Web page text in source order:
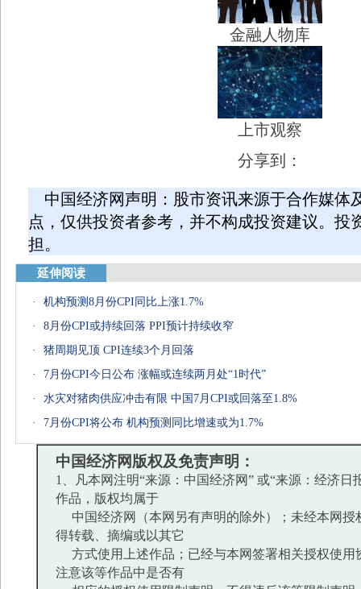
金融人物库
上市观察
分享到：
中国经济网声明：股市资讯来源于合作媒体
点，仅供投资者参考，并不构成投资建议。投
担。
延伸阅读
·
机构预测8月份CPI同比上涨1.7%
·
8月份CPI或持续回落 PPI预计持续收窄
·
猪周期见顶 CPI连续3个月回落
·
7月份CPI今日公布 涨幅或连续两月处“1时代”
·
水灾对猪肉供应冲击有限 中国7月CPI或回落至1.8%
·
7月份CPI将公布 机构预测同比增速或为1.7%
中国经济网版权及免责声明：
1、凡本网注明“来源：中国经济网” 或“来源：经济日
作品，版权均属于
中国经济网（本网另有声明的除外）；未经本网授
得转载、摘编或以其它
方式使用上述作品；已经与本网签署相关授权使用
注意该等作品中是否有